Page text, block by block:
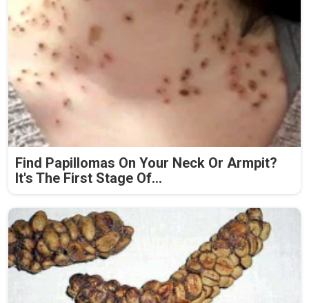
Find Papillomas On Your Neck Or Armpit?
It's The First Stage Of...